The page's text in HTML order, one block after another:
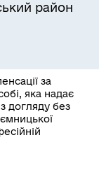
район
за
яка надає
догляду без